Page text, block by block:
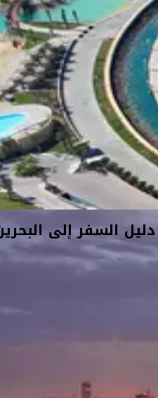
دليل السفر إلى